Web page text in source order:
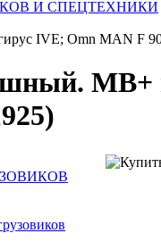
И СПЕЦТЕХНИКИ
IVE; Omn MAN F
MB+